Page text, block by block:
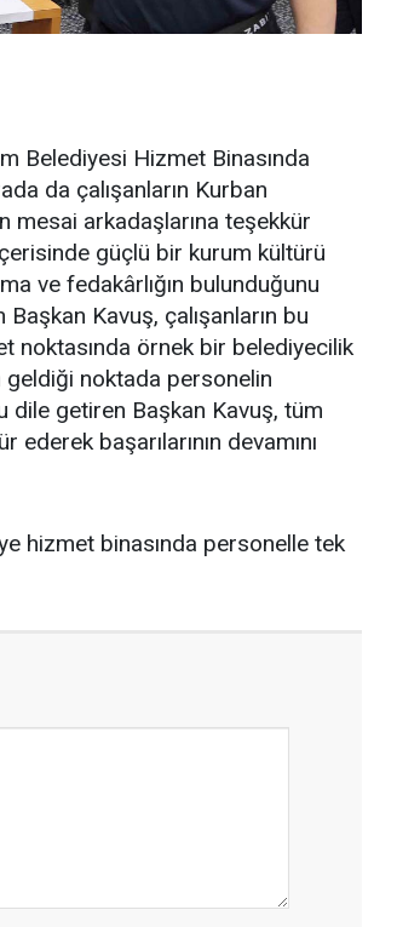
Belediyesi Hizmet Binasında
da çalışanların Kurban
mesai arkadaşlarına teşekkür
güçlü bir kurum kültürü
ve fedakârlığın bulunduğunu
Kavuş, çalışanların bu
noktasında örnek bir belediyecilik
geldiği noktada personelin
dile getiren Başkan Kavuş, tüm
başarılarının devamını
hizmet binasında personelle tek